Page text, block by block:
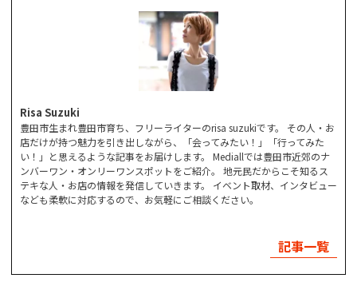
Risa Suzuki
豊田市生まれ豊田市育ち、フリーライターのrisa suzukiです。 その人・お
店だけが持つ魅力を引き出しながら、「会ってみたい！」「行ってみた
い！」と思えるような記事をお届けします。 Mediallでは豊田市近郊のナ
ンバーワン・オンリーワンスポットをご紹介。 地元民だからこそ知るス
テキな人・お店の情報を発信していきます。 イベント取材、インタビュー
なども柔軟に対応するので、お気軽にご相談ください。
記事一覧